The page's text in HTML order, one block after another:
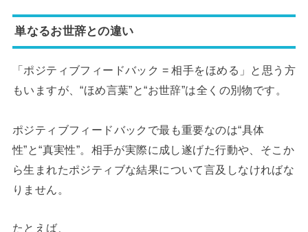
単なるお世辞との違い
「ポジティブフィードバック = 相手をほめる」と思う方
もいますが、“ほめ言葉”と“お世辞”は全くの別物です。
ポジティブフィードバックで最も重要なのは“具体
性”と“真実性”。相手が実際に成し遂げた行動や、そこか
ら生まれたポジティブな結果について言及しなければな
りません。
たとえば、